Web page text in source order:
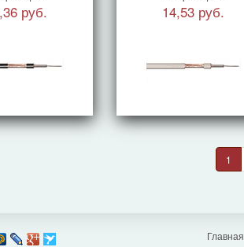
руб. 14,53 руб.
1
Главная